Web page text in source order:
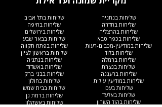
שליחות בנתניה
שליחות בחדרה
שליחות בהרצליה
שליחות בכפר סבא
שליחות במודיעין-מכבים-רעות
שליחות בתל אביב
שליחות בחיפה
שליחות בירושלים
שליחות בבאר שבע
שליחות בפתח תקווה
שליחות בלוד
שליחות ברמלה
שליחות בנצרת
שליחות ברעננה
שליחות במודיעין עילית
שליחות בראשון לציון
שליחות בנתניה
שליחות באשדוד
שליחות בבני ברק
שליחות בחולון
שליחות בבית שמש
שליחות בעכו
שליחות באלעד
שליחות בהוד השרון
שליחות ברמת גן
שליחות באשקלון